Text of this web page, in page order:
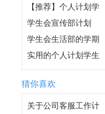
划（通用6篇）
【推荐】个人计划学
生会三篇
学生会宣传部计划
学生会生活部的学期
工作计划
实用的个人计划学生
会锦集七篇
猜你喜欢
关于公司客服工作计